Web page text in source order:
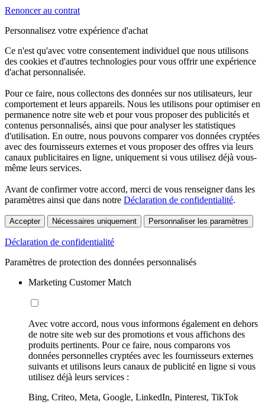
Renoncer au contrat
Personnalisez votre expérience d'achat
Ce n'est qu'avec votre consentement individuel que nous utilisons
des cookies et d'autres technologies pour vous offrir une expérience
d'achat personnalisée.
Pour ce faire, nous collectons des données sur nos utilisateurs, leur
comportement et leurs appareils. Nous les utilisons pour optimiser en
permanence notre site web et pour vous proposer des publicités et
contenus personnalisés, ainsi que pour analyser les statistiques
d'utilisation. En outre, nous pouvons comparer vos données cryptées
avec des fournisseurs externes et vous proposer des offres via leurs
canaux publicitaires en ligne, uniquement si vous utilisez déjà vous-
même leurs services.
Avant de confirmer votre accord, merci de vous renseigner dans les
paramètres ainsi que dans notre Déclaration de confidentialité.
Accepter Nécessaires uniquement Personnaliser les paramètres
Déclaration de confidentialité
Paramètres de protection des données personnalisés
Marketing Customer Match
Avec votre accord, nous vous informons également en dehors
de notre site web sur des promotions et vous affichons des
produits pertinents. Pour ce faire, nous comparons vos
données personnelles cryptées avec les fournisseurs externes
suivants et utilisons leurs canaux de publicité en ligne si vous
utilisez déjà leurs services :
Bing, Criteo, Meta, Google, LinkedIn, Pinterest, TikTok